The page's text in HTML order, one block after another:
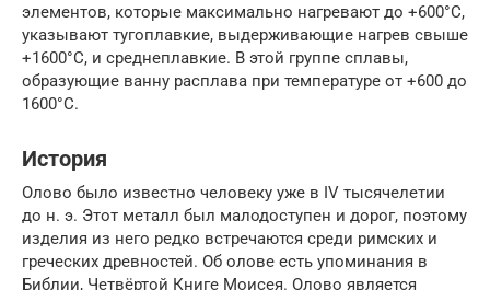
элементов, которые максимально нагревают до +600°С,
указывают тугоплавкие, выдерживающие нагрев свыше
+1600°С, и среднеплавкие. В этой группе сплавы,
образующие ванну расплава при температуре от +600 до
1600°С.
История
Олово было известно человеку уже в IV тысячелетии
до н. э. Этот металл был малодоступен и дорог, поэтому
изделия из него редко встречаются среди римских и
греческих древностей. Об олове есть упоминания в
Библии, Четвёртой Книге Моисея. Олово является